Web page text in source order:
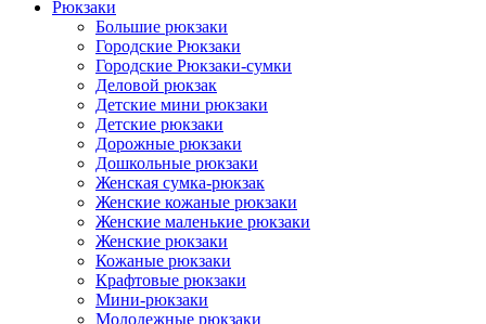
Рюкзаки
Большие рюкзаки
Городские Рюкзаки
Городские Рюкзаки-сумки
Деловой рюкзак
Детские мини рюкзаки
Детские рюкзаки
Дорожные рюкзаки
Дошкольные рюкзаки
Женская сумка-рюкзак
Женские кожаные рюкзаки
Женские маленькие рюкзаки
Женские рюкзаки
Кожаные рюкзаки
Крафтовые рюкзаки
Мини-рюкзаки
Молодежные рюкзаки